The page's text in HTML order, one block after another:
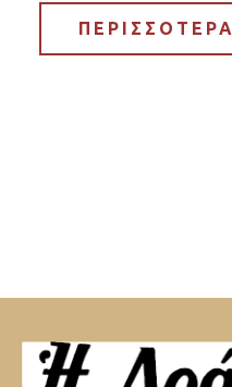
ΠΕΡΙΣΣΟΤΕΡΑ